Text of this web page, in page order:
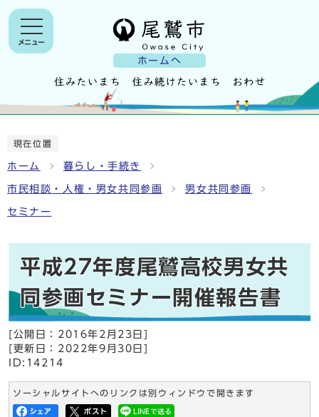
ホームへ
メニュー
現在位置
ホーム 暮らし・手続き
市民相談・人権・男女共同参画 男女共同参画
セミナー
平成27年度尾鷲高校男女共
同参画セミナー開催報告書
[公開日： 2016年2月23日
[更新日： 2022年9月30日
ID:14214
ソーシャルサイトへのリンクは別ウィンドウで開きます